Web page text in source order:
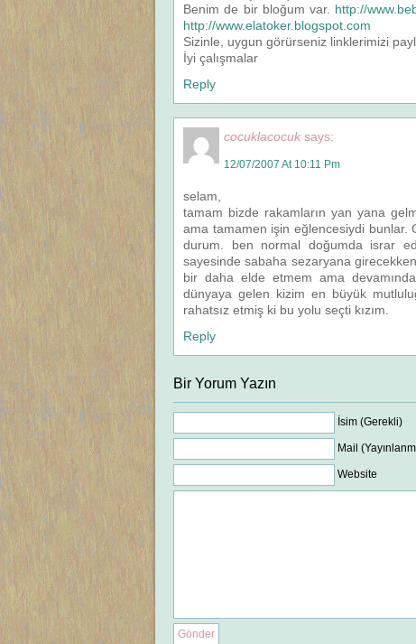
Benim de bir bloğum var. http://
http://www.elatoker.blogspot.com
Sizinle, uygun görürseniz linklerimizi
İyi çalışmalar
Reply
cocuklacocuk says:
12/07/2007 At 10:11 Pm
selam,
tamam bizde rakamların yan yana
ama tamamen işin eğlencesiydi bunlar.
durum. ben normal doğumda israr
sayesinde sabaha sezaryana
bir daha elde etmem ama
dünyaya gelen kizim en büyük
rahatsız etmiş ki bu yolu seçti kızım.
Reply
Bir Yorum Yazın
İsim (Gerekli)
Mail
Website